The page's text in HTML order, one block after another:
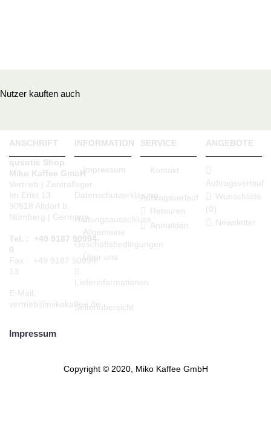
Nutzer kauften auch
ANSCHRIFT
qusotic Shop
Miko Kaffee GmbH
Vertrieb | Zentrallager
Im Erlet 13
90518 Altdorf b.
Nürnberg | Germany
Tel. : +49 9187 90994-
0
Fax : +49 9187 90994-
13
E-Mail:
vertrieb@mikokaffee.de
INFORMATION
Impressum
Datenschutzerklärung
Haftungsausschluss
Allgemeine
Geschäftsbedingungen
Über uns
Lieferinformationen
Seitenübersicht
SERVICE
Kontakt
Auftragsverlauf
Retouren
Anmelden
ANGEBOTE
Auftragsverlauf
Wunschliste
(0)
Newsletter
Impressum
Copyright © 2020, Miko Kaffee GmbH